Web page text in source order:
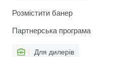
Розмістити банер
Партнерська програма
Для дилерів